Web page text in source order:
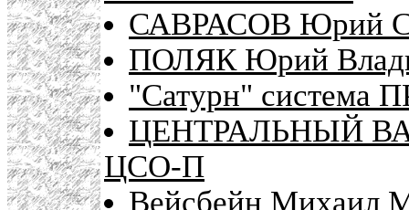
САВРАСОВ Юрий
ПОЛЯК Юрий
"Сатурн" система
ЦЕНТРАЛЬНЫЙ
ЦСО-П
Вейсбейн Михаил